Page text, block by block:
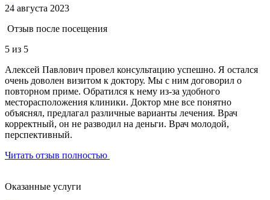
24 августа 2023
Отзыв после посещения
5 из 5
Алексей Павлович провел консультацию успешно. Я остался
очень доволен визитом к доктору. Мы с ним договорил о
повторном приме. Обратился к нему из-за удобного
месторасположения клиники. Доктор мне все понятно
объяснял, предлагал различные варианты лечения. Врач
корректный, он не разводил на деньги. Врач молодой,
перспективный.
Читать отзыв полностью
Оказанные услуги